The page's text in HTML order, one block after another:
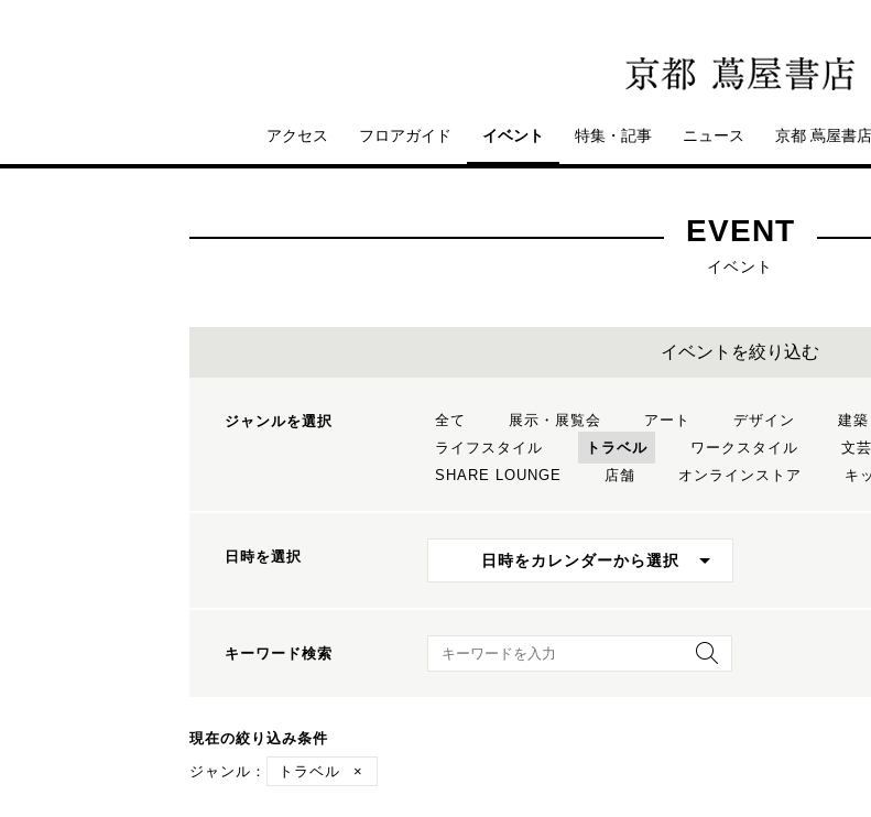
アクセス フロアガイド イベント 特集・記事 ニュース 京都 蔦屋書
EVENT
イベント
イベントを絞り込む
ジャンルを選択 全て 展示・展覧会 アート デザイン 建築
ライフスタイル
トラベル ワークスタイル 文芸
SHARE LOUNGE
店舗 オンラインストア キ
日時を選択 日時をカレンダーから選択
キーワード検索 キーワード検索
現在の絞り込み条件
ジャンル：
トラベル ×